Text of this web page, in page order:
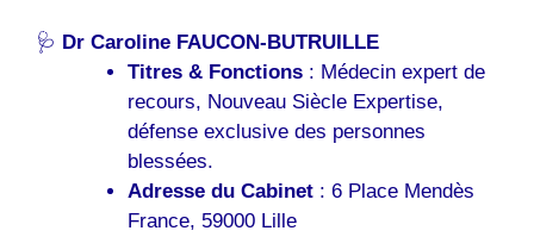
🩺 Dr Caroline FAUCON-BUTRUILLE
Titres & Fonctions: Médecin expert de
recours, Nouveau Siècle Expertise,
défense exclusive des personnes
blessées.
Adresse du Cabinet: 6 Place Mendès
France, 59000 Lille